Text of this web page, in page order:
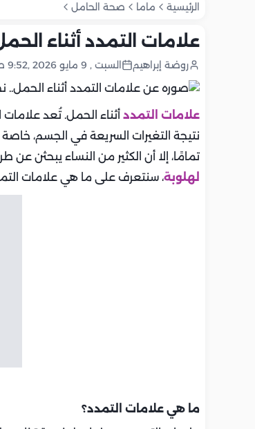
الرئيسية ماما صحة الحامل
علامات التمدد أثناء
روضة إبراهيم السبت , 9 مايو 2026 ,9:52 ص
علامات التمدد أثناء الحمل. تُعد علامات
نتيجة التغيرات السريعة في الجسم،
تمامًا، إلا أن الكثير من النساء يبحثن
لهلوبة، سنتعرف على ما هي علامات
ما هي علامات التمدد؟